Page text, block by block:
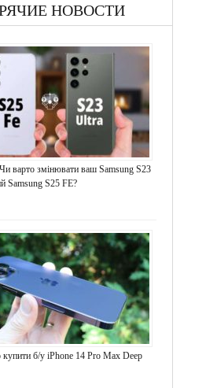
НОВОСТИ
варто змінювати ваш Samsung S23
Samsung S25 FE?
купити б/у iPhone 14 Pro Max Deep